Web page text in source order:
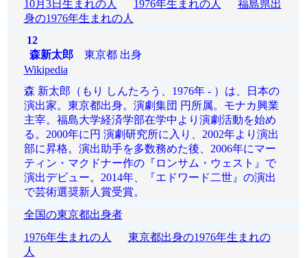
10月3日生まれの人
1976年生まれの人
福島県出
身の1976年生まれの人
12
森新太郎東京都 出身
Wikipedia
森 新太郎（もり しんたろう、1976年 - ）は、日本の
演出家。東京都出身。演劇集団 円所属。モナカ興業
主宰。福島大学経済学部在学中より演劇活動を始め
る。2000年に円 演劇研究所に入り、2002年より演出
部に昇格。演出助手を多数務めた後、2006年にマー
ティン・マクドナー作の『ロンサム・ウェスト』で
演出デビュー。2014年、『エドワード二世』の演出
で芸術選奨新人賞受賞。
全国の東京都出身者
1976年生まれの人
東京都出身の1976年生まれの
人